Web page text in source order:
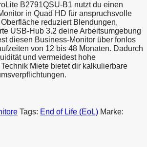
B2791QSU-B1 nutzt du einen
in Quad HD für anspruchsvolle
reduziert Blendungen,
USB-Hub 3.2 deine Arbeitsumgebung
diesen Business-Monitor über fonlos
von 12 bis 48 Monaten. Dadurch
und vermeidest hohe
Miete bietet dir kalkulierbare
Tags: End of Life (EoL) Marke: